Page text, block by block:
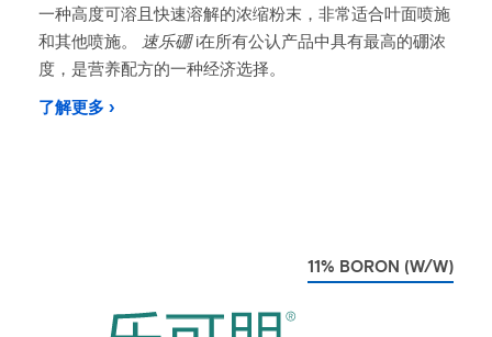
一种高度可溶且快速溶解的浓缩粉末，非常适合叶面喷施
和其他喷施。 速乐硼i在所有公认产品中具有最高的硼浓
度，是营养配方的一种经济选择。
了解更多 ›
11% BORON (W/W)